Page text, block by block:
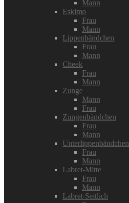
Mann
Eskimo
Frau
Mann
Lippenbändchen
Frau
Mann
Cheek
Frau
Mann
Zunge
Mann
Frau
Zungenbändchen
Frau
Mann
Unterlippenbändchen
Frau
Mann
Labret-Mitte
Frau
Mann
Labret-Seitlich